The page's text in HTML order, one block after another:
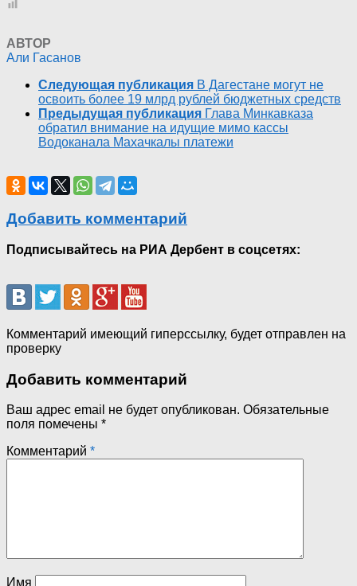
АВТОР
Али Гасанов
Следующая публикация В Дагестане могут не
освоить более 19 млрд рублей бюджетных средств
Предыдущая публикация Глава Минкавказа
обратил внимание на идущие мимо кассы
Водоканала Махачкалы платежи
Добавить комментарий
Подписывайтесь на РИА Дербент в соцсетях:
Комментарий имеющий гиперссылку, будет отправлен на
проверку
Добавить комментарий
Ваш адрес email не будет опубликован. Обязательные
поля помечены *
Комментарий *
Имя